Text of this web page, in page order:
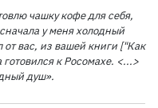
чашку кофе для себя,
у меня холодный
вас, из вашей книги ["Как
к Росомахе. <...>
душ».